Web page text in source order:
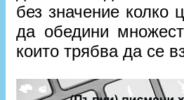
без значение колко
да обедини
които трябва да се